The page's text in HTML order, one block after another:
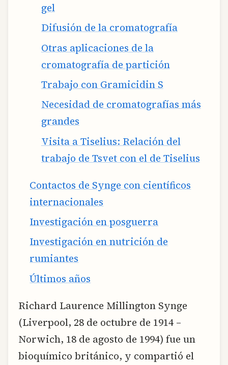
gel
Difusión de la cromatografía
Otras aplicaciones de la
cromatografía de partición
Trabajo con Gramicidin S
Necesidad de cromatografías más
grandes
Visita a Tiselius: Relación del
trabajo de Tsvet con el de Tiselius
Contactos de Synge con científicos
internacionales
Investigación en posguerra
Investigación en nutrición de
rumiantes
Últimos años
Richard Laurence Millington Synge
(Liverpool, 28 de octubre de 1914 –
Norwich, 18 de agosto de 1994) fue un
bioquímico británico, y compartió el